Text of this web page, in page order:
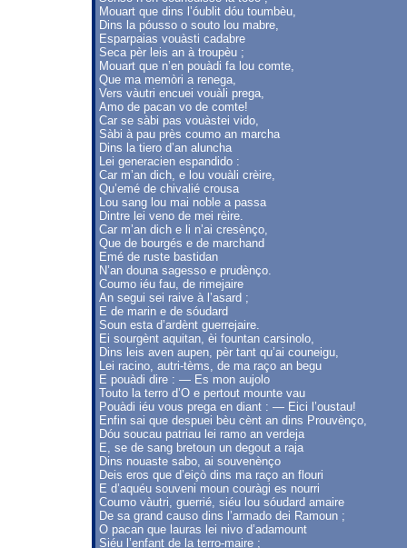
Mouart que dins l’óublit dóu toumbèu,
Dins la póusso o souto lou mabre,
Esparpaias vouàsti cadabre
Seca pèr leis an à troupèu ;
Mouart que n’en pouàdi fa lou comte,
Que ma memòri a renega,
Vers vàutri encuei vouàli prega,
Amo de pacan vo de comte!
Car se sàbi pas vouàstei vido,
Sàbi à pau près coumo an marcha
Dins la tiero d’an aluncha
Lei generacien espandido :
Car m’an dich, e lou vouàli crèire,
Qu’emé de chivalié crousa
Lou sang lou mai noble a passa
Dintre lei veno de mei rèire.
Car m’an dich e li n’ai cresènço,
Que de bourgés e de marchand
Emé de ruste bastidan
N’an douna sagesso e prudènço.
Coumo iéu fau, de rimejaire
An segui sei raive à l’asard ;
E de marin e de sóudard
Soun esta d’ardènt guerrejaire.
Ei sourgènt aquitan, èi fountan carsinolo,
Dins leis aven aupen, pèr tant qu’ai couneigu,
Lei racino, autri-tèms, de ma raço an begu
E pouàdi dire : — Es mon aujolo
Touto la terro d’O e pertout mounte vau
Pouàdi iéu vous prega en diant : — Eici l’oustau!
Enfin sai que despuei bèu cènt an dins Prouvènço,
Dóu soucau patriau lei ramo an verdeja
E, se de sang bretoun un degout a raja
Dins nouaste sabo, ai souvenènço
Deis eros que d’eiçò dins ma raço an flouri
E d’aquéu souveni moun couràgi es nourri
Coumo vàutri, guerrié, siéu lou sóudard amaire
De sa grand causo dins l’armado dei Ramoun ;
O pacan que lauras lei nivo d’adamount
Siéu l’enfant de la terro-maire ;